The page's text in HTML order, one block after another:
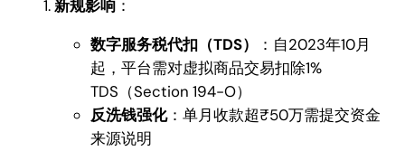
新规影响 ：
数字服务税代扣（TDS）
：自2023年10月
起，平台需对虚拟商品交易扣除1%
TDS（Section 194-O）
反洗钱强化：单月收款超₹50万需提交资金
来源说明